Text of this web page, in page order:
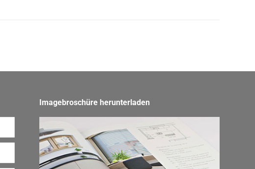
Imagebroschüre herunterladen